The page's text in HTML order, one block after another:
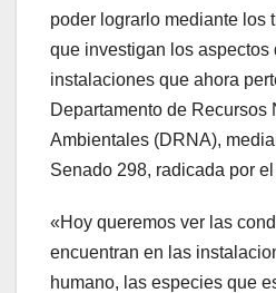
poder lograrlo mediante los
que investigan los aspectos
instalaciones que ahora
Departamento de Recursos
Ambientales (DRNA),
Senado 298, radicada por
«Hoy queremos ver las
encuentran en las
humano, las especies que